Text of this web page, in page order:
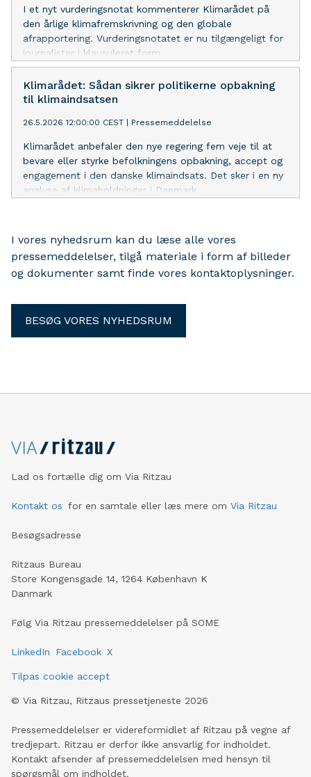
I et nyt vurderingsnotat kommenterer Klimarådet på
den årlige klimafremskrivning og den globale
afrapportering. Vurderingsnotatet er nu tilgængeligt for
journalister i klausuleret form.
Klimarådet: Sådan sikrer politikerne opbakning
til klimaindsatsen
26.5.2026 12:00:00 CEST Pressemeddelelse
Klimarådet anbefaler den nye regering fem veje til at
bevare eller styrke befolkningens opbakning, accept og
engagement i den danske klimaindsats. Det sker i en ny
analyse af klimaholdninger i Danmark.
I vores nyhedsrum kan du læse alle vores
pressemeddelelser, tilgå materiale i form af billeder
og dokumenter samt finde vores kontaktoplysninger.
BESØG VORES NYHEDSRUM
Lad os fortælle dig om Via Ritzau
Kontakt os for en samtale eller læs mere om Via Ritzau
Besøgsadresse
Ritzaus Bureau
Store Kongensgade 14, 1264 København K
Danmark
Følg Via Ritzau pressemeddelelser på SOME
LinkedIn Facebook X
Tilpas cookie accept
© Via Ritzau, Ritzaus pressetjeneste 2026
Pressemeddelelser er videreformidlet af Ritzau på vegne af
tredjepart. Ritzau er derfor ikke ansvarlig for indholdet.
Kontakt afsender af pressemeddelelsen med hensyn til
spørgsmål om indholdet.